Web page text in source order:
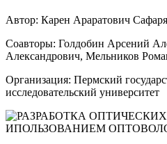
Автор: Карен Араратович
Соавторы: Голдобин Арсений
Александрович, Мельников
Организация: Пермский
исследовательский университет